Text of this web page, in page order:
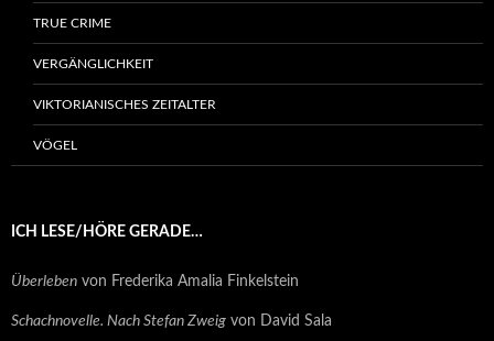
TRUE CRIME
VERGÄNGLICHKEIT
VIKTORIANISCHES ZEITALTER
VÖGEL
ICH LESE/HÖRE GERADE…
Überleben von Frederika Amalia Finkelstein
Schachnovelle. Nach Stefan Zweig von David Sala